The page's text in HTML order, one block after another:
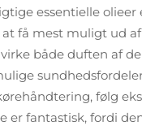
essentielle olieer
få mest muligt ud
både duften af
følg
er fantastisk, fordi